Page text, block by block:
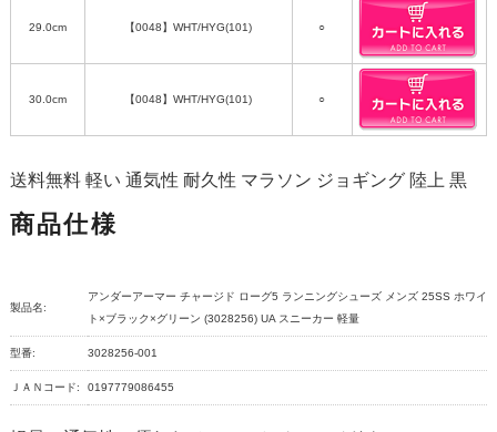
29.0cm 【0048】WHT/HYG(101) ○
30.0cm 【0048】WHT/HYG(101) ○
送料無料 軽い 通気性 耐久性 マラソン ジョギング 陸上 黒
商品仕様
製品名:
アンダーアーマー チャージド ローグ5 ランニングシューズ メンズ 25SS ホワイ
ト×ブラック×グリーン (3028256) UA スニーカー 軽量
型番: 3028256-001
ＪＡＮコード: 0197779086455